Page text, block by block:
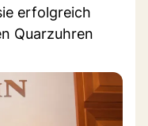
erfolgreich
Quarzuhren